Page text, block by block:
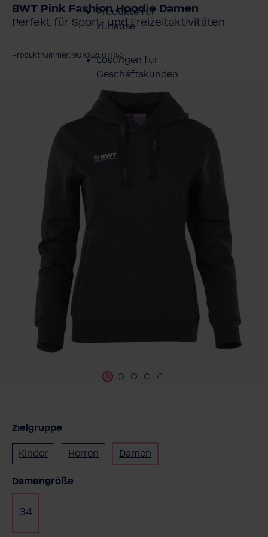
Produkte für
Zuhause
Lösungen für
Geschäftskunden
BWT Pink Fashion Hoodie Damen
Perfekt für Sport- und Freizeitaktivitäten
Produktnummer: 9010625011153
Zielgruppe
Kinder Herren Damen
Damengröße
34